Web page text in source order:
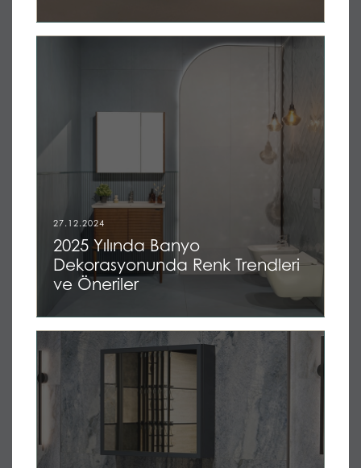
27.12.2024
2025 Yılında Banyo
Dekorasyonunda Renk Trendleri
ve Öneriler